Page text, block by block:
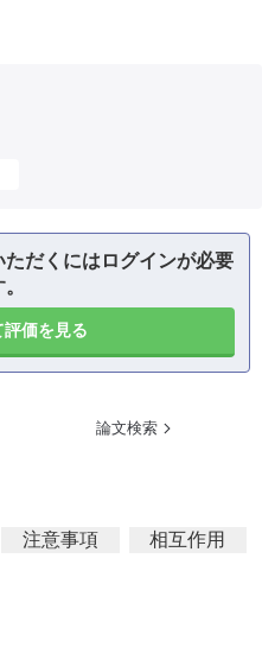
だくにはログインが必要
評価を見る
論文検索
注意事項
相互作用